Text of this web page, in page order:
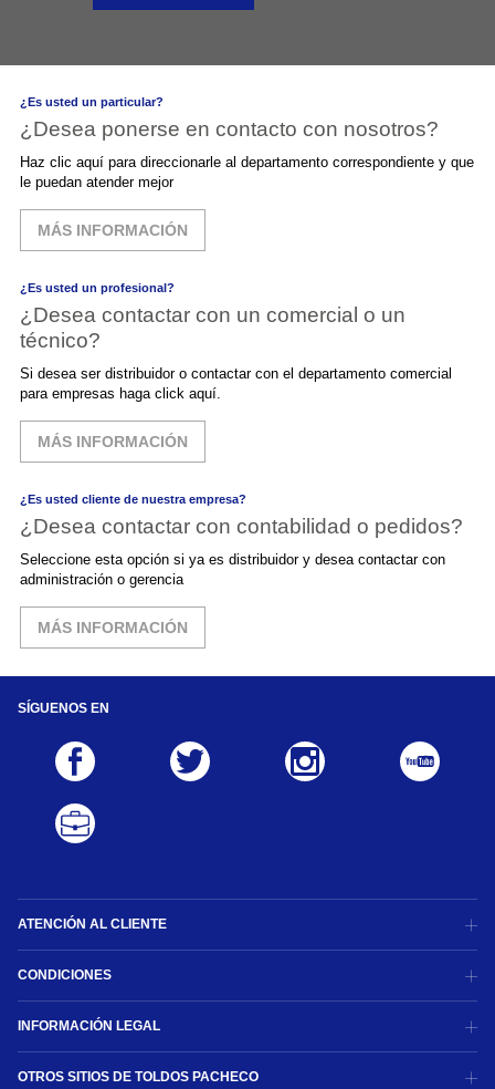
¿Es usted un particular?
¿Desea ponerse en contacto con nosotros?
Haz clic aquí para direccionarle al departamento correspondiente y que
le puedan atender mejor
MÁS INFORMACIÓN
¿Es usted un profesional?
¿Desea contactar con un comercial o un
técnico?
Si desea ser distribuidor o contactar con el departamento comercial
para empresas haga click aquí.
MÁS INFORMACIÓN
¿Es usted cliente de nuestra empresa?
¿Desea contactar con contabilidad o pedidos?
Seleccione esta opción si ya es distribuidor y desea contactar con
administración o gerencia
MÁS INFORMACIÓN
SÍGUENOS EN
ATENCIÓN AL CLIENTE
CONDICIONES
INFORMACIÓN LEGAL
OTROS SITIOS DE TOLDOS PACHECO